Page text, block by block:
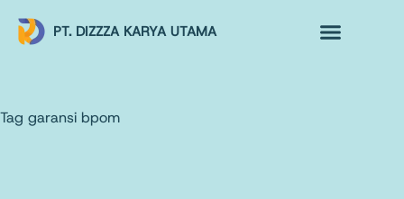
PT. DIZZZA KARYA UTAMA
Tag garansi bpom